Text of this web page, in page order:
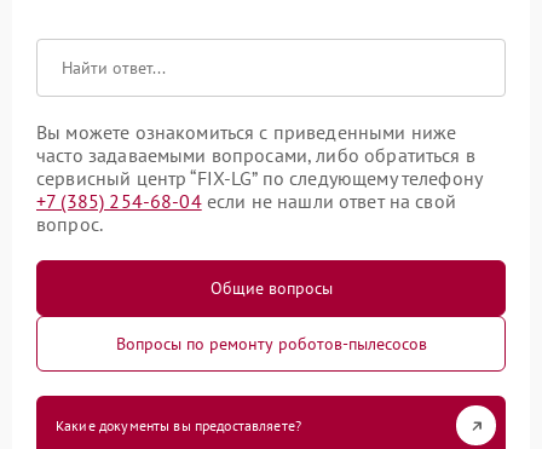
Вы можете ознакомиться с приведенными ниже
часто задаваемыми вопросами, либо обратиться в
сервисный центр “FIX-LG” по следующему телефону
+7 (385) 254-68-04если не нашли ответ на свой
вопрос.
Общие вопросы
Вопросы по ремонту роботов-пылесосов
Какие документы вы предоставляете?